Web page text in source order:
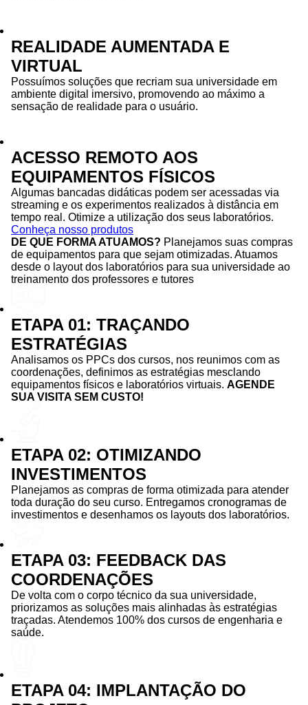
REALIDADE AUMENTADA E
VIRTUAL
Possuímos soluções que recriam sua universidade em
ambiente digital imersivo, promovendo ao máximo a
sensação de realidade para o usuário.
ACESSO REMOTO AOS
EQUIPAMENTOS FÍSICOS
Algumas bancadas didáticas podem ser acessadas via
streaming e os experimentos realizados à distância em
tempo real. Otimize a utilização dos seus laboratórios.
Conheça nosso produtos
DE QUE FORMA ATUAMOS? Planejamos suas compras
de equipamentos para que sejam otimizadas. Atuamos
desde o layout dos laboratórios para sua universidade ao
treinamento dos professores e tutores
ETAPA 01: TRAÇANDO
ESTRATÉGIAS
Analisamos os PPCs dos cursos, nos reunimos com as
coordenações, definimos as estratégias mesclando
equipamentos físicos e laboratórios virtuais. AGENDE
SUA VISITA SEM CUSTO!
ETAPA 02: OTIMIZANDO
INVESTIMENTOS
Planejamos as compras de forma otimizada para atender
toda duração do seu curso. Entregamos cronogramas de
investimentos e desenhamos os layouts dos laboratórios.
ETAPA 03: FEEDBACK DAS
COORDENAÇÕES
De volta com o corpo técnico da sua universidade,
priorizamos as soluções mais alinhadas às estratégias
traçadas. Atendemos 100% dos cursos de engenharia e
saúde.
ETAPA 04: IMPLANTAÇÃO DO